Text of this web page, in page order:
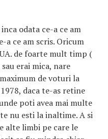
odata ce-a ce am
a ce am scris. Oricum
de foarte mult timp (
erai mica, nare
de voturi la
daca te-as retine
poti avea mai multe
nu esti la inaltime. A si
alte limbi pe care le